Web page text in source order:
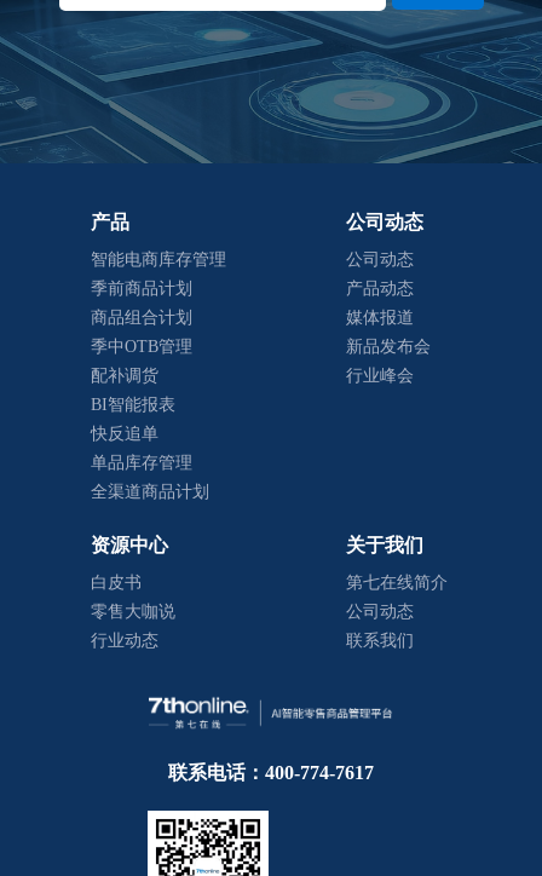
产品
智能电商库存管理
季前商品计划
商品组合计划
季中OTB管理
配补调货
BI智能报表
快反追单
单品库存管理
全渠道商品计划
公司动态
公司动态
产品动态
媒体报道
新品发布会
行业峰会
资源中心
白皮书
零售大咖说
行业动态
关于我们
第七在线简介
公司动态
联系我们
联系电话：400-774-7617